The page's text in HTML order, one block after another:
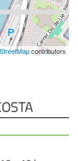
contributors